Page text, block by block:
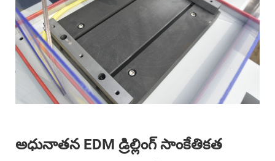
అధునాతన EDM డ్రిల్లింగ్ సాంకేతికత